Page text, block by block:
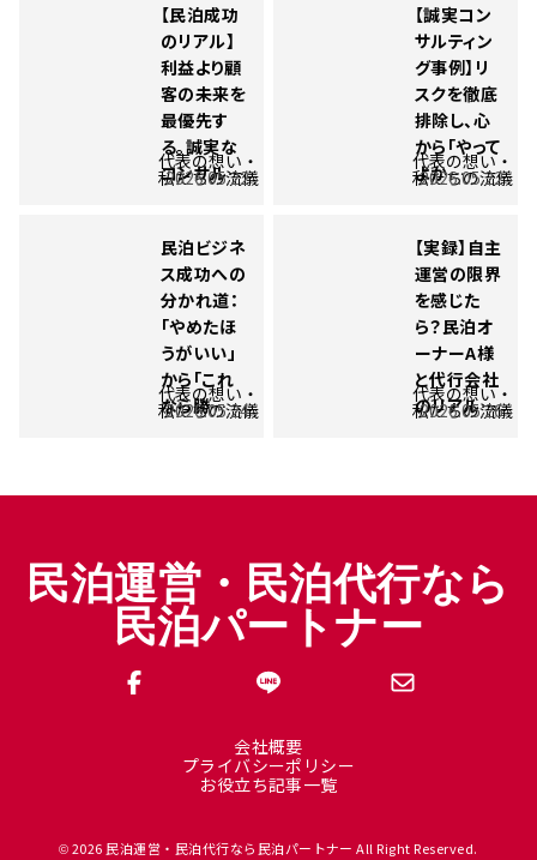
【民泊成功
のリアル】
利益より顧
客の未来を
最優先す
る。誠実な
コンサル…
代表の想い・
私たちの流儀
2026.05.22
【誠実コン
サルティン
グ事例】リ
スクを徹底
排除し、心
から「やって
よか…
代表の想い・
私たちの流儀
2026.05.22
民泊ビジネ
ス成功への
分かれ道：
「やめたほ
うがいい」
から「これ
なら勝…
代表の想い・
私たちの流儀
2026.05.24
【実録】自主
運営の限界
を感じた
ら？民泊オ
ーナーA様
と代行会社
のリアル…
代表の想い・
私たちの流儀
2026.05.26
民泊運営・民泊代行なら
民泊パートナー
会社概要
プライバシーポリシー
お役立ち記事一覧
© 2026 民泊運営・民泊代行なら民泊パートナー All Right Reserved.